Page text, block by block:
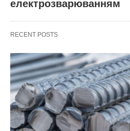
електрозварюванням
RECENT POSTS